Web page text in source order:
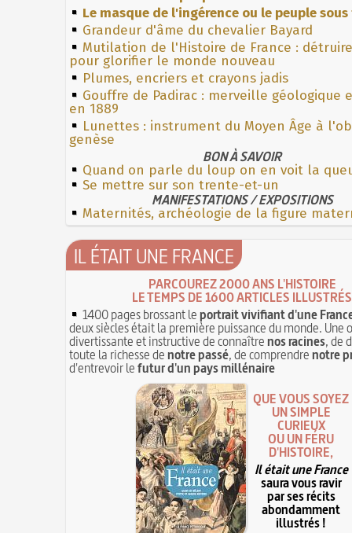
Le masque de l'ingérence ou le peuple
Grandeur d'âme du chevalier Bayard
Mutilation de l'Histoire de France :
pour glorifier le monde nouveau
Plumes, encriers et crayons jadis
Gouffre de Padirac : merveille géologique
en 1889
Lunettes : instrument du Moyen Âge à
genèse
BON À SAVOIR
Quand on parle du loup on en voit la
Se mettre sur son trente-et-un
MANIFESTATIONS / EXPOSITIONS
Maternités, archéologie de la figure
IL ÉTAIT UNE FRANCE
PARCOUREZ 2000 ANS L'HISTOIRE
LE TEMPS DE 1600 ARTICLES ILLUSTRÉS
1400 pages brossant leportrait vivifiant d'une
deux siècles était la première puissance du monde. Une
divertissante et instructive de connaîtrenos racines, de
toute la richesse denotre passé, de comprendrenotre
d'entrevoir lefutur d'un pays millénaire
QUE VOUS SOYEZ
UN SIMPLE
CURIEUX
OU UN FÉRU
D'HISTOIRE,
Il était une France
saura vous ravir
par ses récits
abondamment
illustrés !